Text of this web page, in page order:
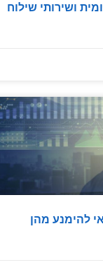
ושירותי שילוח
להימנע מהן